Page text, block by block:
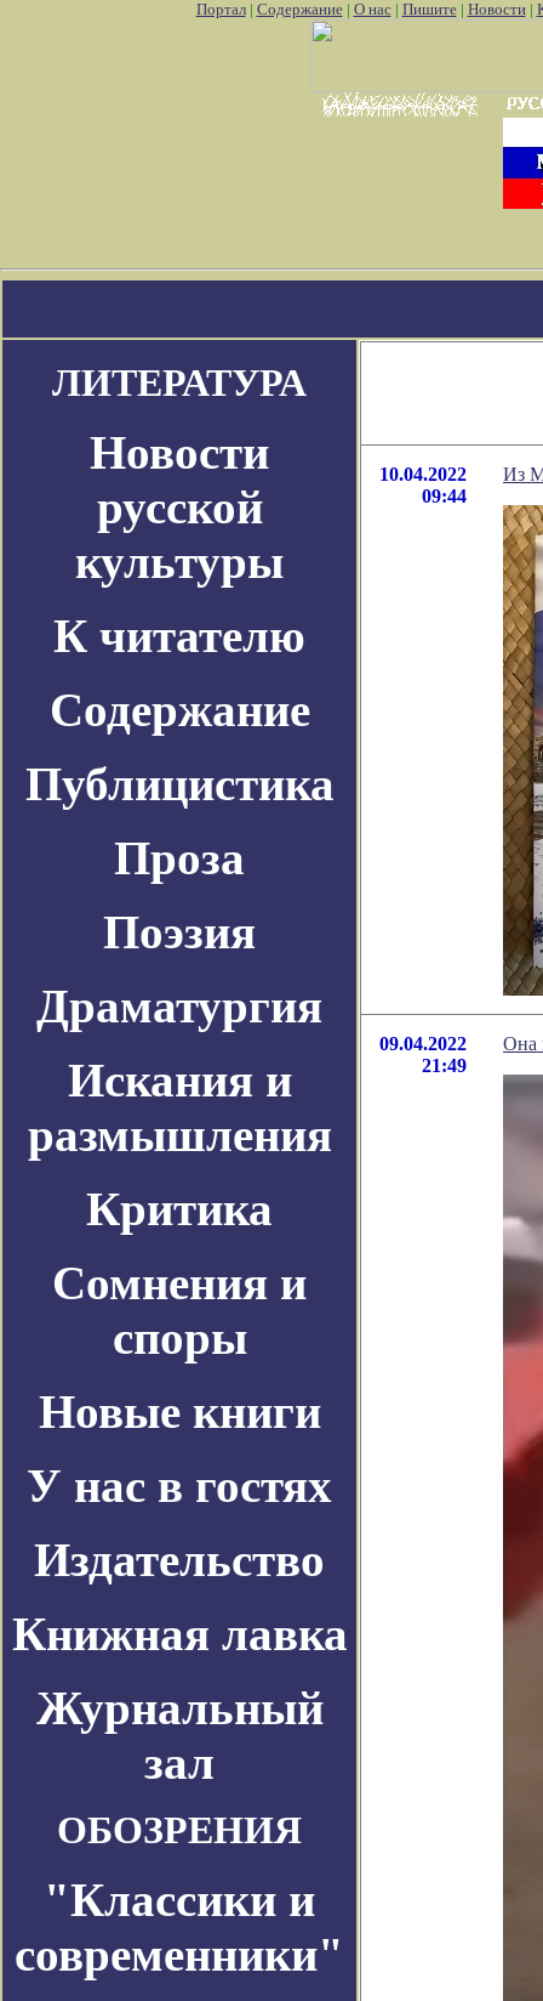
Портал| Содержание| О нас| Пишите| Новости|
ЛИТЕРАТУРА
Новости
русской
культуры
К читателю
Содержание
Публицистика
Проза
Поэзия
Драматургия
Искания и
размышления
Критика
Сомнения и
споры
Новые книги
У нас в гостях
Издательство
Книжная лавка
Журнальный
зал
ОБОЗРЕНИЯ
"Классики и
современники"
10.04.2022
09:44
Из
09.04.2022
21:49
Она